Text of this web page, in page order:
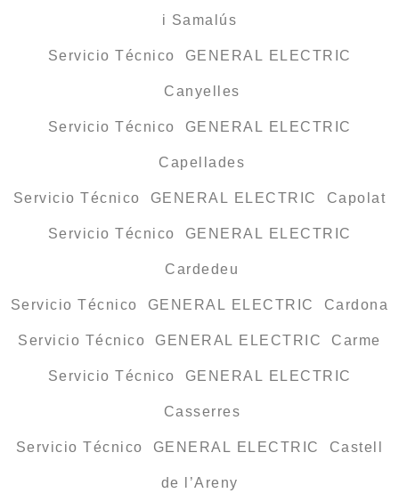
i Samalús
Servicio Técnico GENERAL ELECTRIC
Canyelles
Servicio Técnico GENERAL ELECTRIC
Capellades
Servicio Técnico GENERAL ELECTRIC Capolat
Servicio Técnico GENERAL ELECTRIC
Cardedeu
Servicio Técnico GENERAL ELECTRIC Cardona
Servicio Técnico GENERAL ELECTRIC Carme
Servicio Técnico GENERAL ELECTRIC
Casserres
Servicio Técnico GENERAL ELECTRIC Castell
de l’Areny